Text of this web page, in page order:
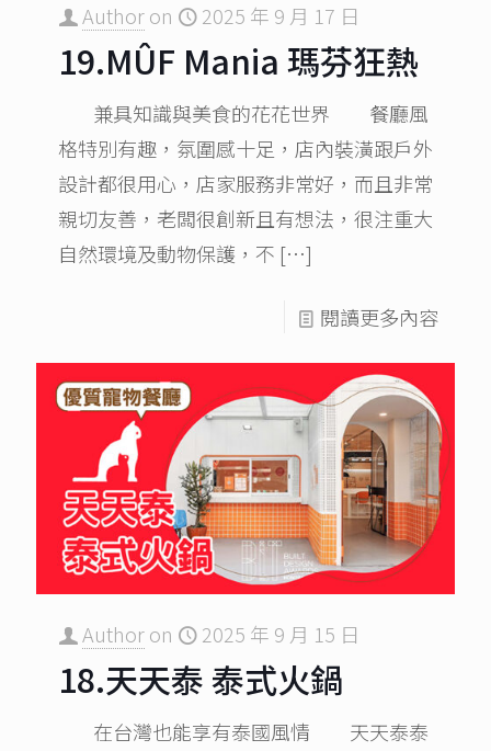
Authoron 2025 年 9 月 17 日
19.MÛF Mania 瑪芬狂熱
兼具知識與美食的花花世界 餐廳風
格特別有趣，氛圍感十足，店內裝潢跟戶外
設計都很用心，店家服務非常好，而且非常
親切友善，老闆很創新且有想法，很注重大
自然環境及動物保護，不 […]
閱讀更多內容
Authoron 2025 年 9 月 15 日
18.天天泰 泰式火鍋
在台灣也能享有泰國風情 天天泰泰